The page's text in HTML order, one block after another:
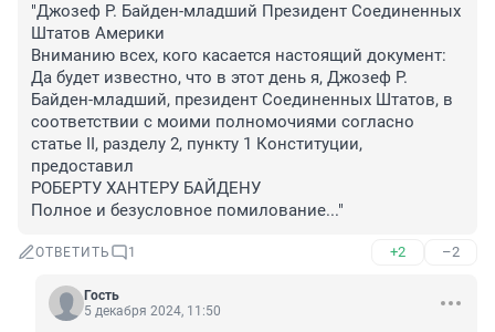
"Джозеф Р. Байден-младший Президент Соединенных
Штатов Америки
Вниманию всех, кого касается настоящий документ:
Да будет известно, что в этот день я, Джозеф Р.
Байден-младший, президент Соединенных Штатов, в
соответствии с моими полномочиями согласно
статье II, разделу 2, пункту 1 Конституции,
предоставил
РОБЕРТУ ХАНТЕРУ БАЙДЕНУ
Полное и безусловное помилование..."
ОТВЕТИТЬ 1 +2 –2
Гость
5 декабря 2024, 11:50